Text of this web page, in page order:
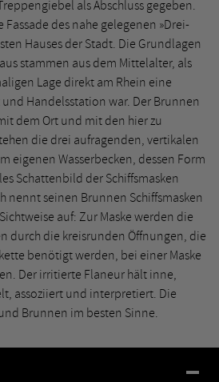
als Abschluss gegeben.
des nahe gelegenen »Drei-
Hauses der Stadt. Die Grundlagen
stammen aus dem Mittelalter, als
Lage direkt am Rhein eine
Handelsstation war. Der Brunnen
dem Ort und mit den hier zu
die drei aufragenden, vertikalen
eigenen Wasserbecken, dessen Form
Schattenbild der Schiffsmasken
nennt seinen Brunnen Schiffsmasken
auf: Zur Maske werden die
durch die kreisrunden Öffnungen, die
benötigt werden, bei einer Maske
Der irritierte Flaneur hält inne,
assoziiert und interpretiert. Die
Brunnen im besten Sinne.